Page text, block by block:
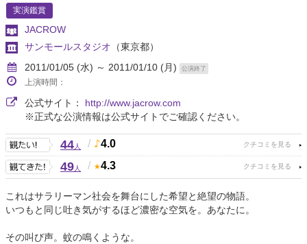
実演鑑賞
JACROW
サンモールスタジオ （東京都）
2011/01/05 (水) ～ 2011/01/10 (月)
公演終了
上演時間：
公式サイト： http://www.jacrow.com
※正式な公演情報は公式サイトでご確認ください。
44人 / 4.0
49人 / 4.3
これはサラリーマン社会を舞台にした希望と絶望の物語。
いつもと同じ吐き気がするほど濃密な空気を。あなたに。
その叫び声。蚊の鳴くような。